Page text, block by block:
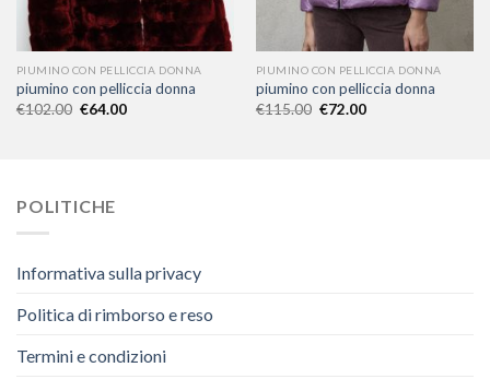
PIUMINO CON PELLICCIA DONNA
piumino con pelliccia donna
€102.00 €64.00
PIUMINO CON PELLICCIA DONNA
piumino con pelliccia donna
€115.00 €72.00
POLITICHE
Informativa sulla privacy
Politica di rimborso e reso
Termini e condizioni